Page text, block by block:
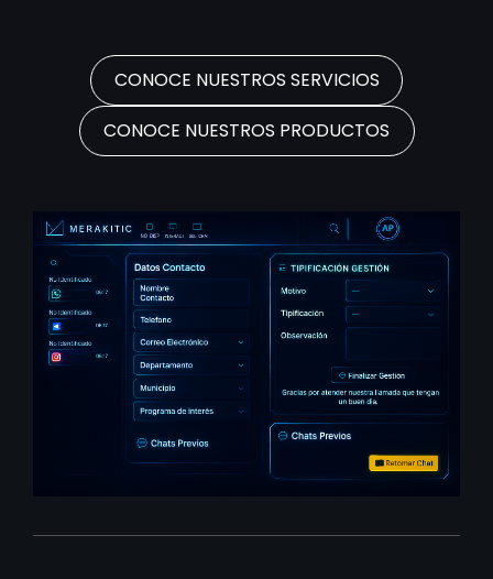
CONOCE NUESTROS SERVICIOS
CONOCE NUESTROS PRODUCTOS